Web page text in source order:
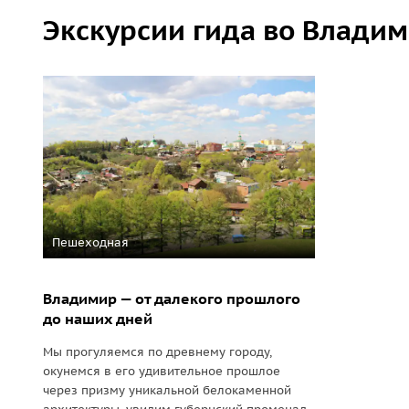
Экскурсии гида во
Пешеходная
Владимир — от далекого прошлого
до наших дней
Мы прогуляемся по древнему городу,
окунемся в его удивительное прошлое
через призму уникальной белокаменной